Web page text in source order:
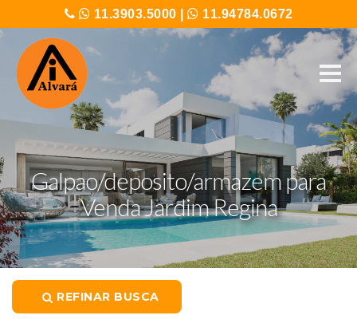
11.3903.5000 11.94784.0672
Galpao/deposito/armazem para
Venda Jardim Regina
REFINAR BUSCA